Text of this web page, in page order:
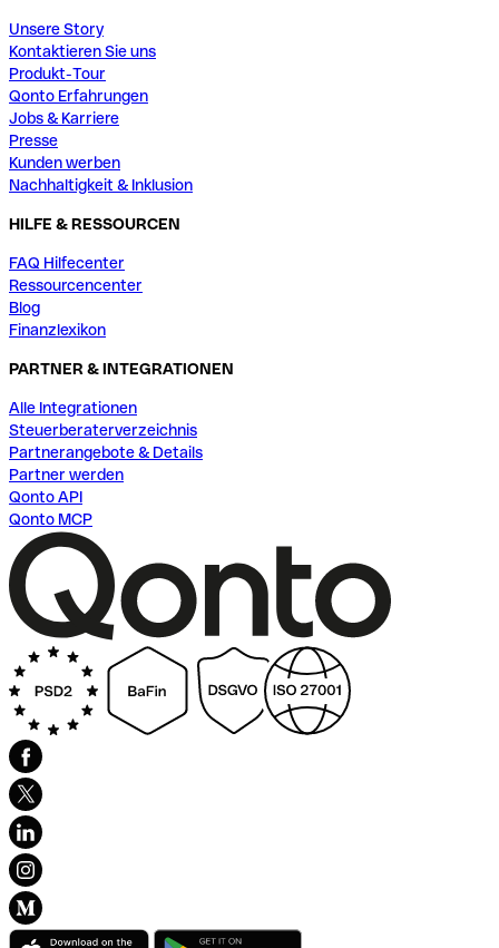
Unsere Story
Kontaktieren Sie uns
Produkt-Tour
Qonto Erfahrungen
Jobs & Karriere
Presse
Kunden werben
Nachhaltigkeit & Inklusion
HILFE & RESSOURCEN
FAQ Hilfecenter
Ressourcencenter
Blog
Finanzlexikon
PARTNER & INTEGRATIONEN
Alle Integrationen
Steuerberaterverzeichnis
Partnerangebote & Details
Partner werden
Qonto API
Qonto MCP